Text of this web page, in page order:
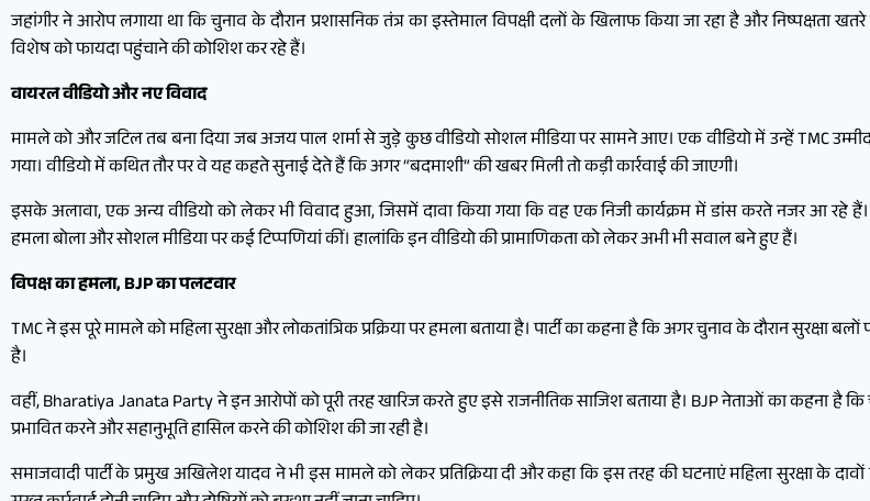
जहांगीर ने आरोप लगाया था कि चुनाव के दौरान प्रशासनिक तंत्र का इस्तेमाल विपक्षी दलों के खिलाफ किया जा रहा है और निष्पक्षता
विशेष को फायदा पहुंचाने की कोशिश कर रहे हैं।
वायरल वीडियो और नए विवाद
मामले को और जटिल तब बना दिया जब अजय पाल शर्मा से जुड़े कुछ वीडियो सोशल मीडिया पर सामने आए। एक वीडियो में उन्हें TMC
गया। वीडियो में कथित तौर पर वे यह कहते सुनाई देते हैं कि अगर “बदमाशी” की खबर मिली तो कड़ी कार्रवाई की जाएगी।
इसके अलावा, एक अन्य वीडियो को लेकर भी विवाद हुआ, जिसमें दावा किया गया कि वह एक निजी कार्यक्रम में डांस करते नजर आ रहे
हमला बोला और सोशल मीडिया पर कई टिप्पणियां कीं। हालांकि इन वीडियो की प्रामाणिकता को लेकर अभी भी सवाल बने हुए हैं।
विपक्ष का हमला, BJP का पलटवार
TMC ने इस पूरे मामले को महिला सुरक्षा और लोकतांत्रिक प्रक्रिया पर हमला बताया है। पार्टी का कहना है कि अगर चुनाव के दौरान
है।
वहीं, Bharatiya Janata Party ने इन आरोपों को पूरी तरह खारिज करते हुए इसे राजनीतिक साजिश बताया है। BJP नेताओं का कहना
प्रभावित करने और सहानुभूति हासिल करने की कोशिश की जा रही है।
समाजवादी पार्टी के प्रमुख अखिलेश यादव ने भी इस मामले को लेकर प्रतिक्रिया दी और कहा कि इस तरह की घटनाएं महिला सुरक्षा के